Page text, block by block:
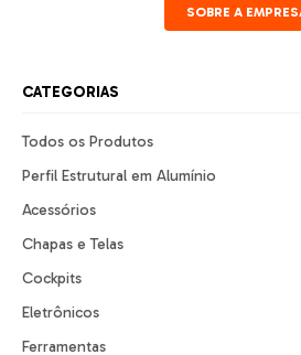
SOBRE A
CATEGORIAS
Todos os Produtos
Perfil Estrutural em Alumínio
Acessórios
Chapas e Telas
Cockpits
Eletrônicos
Ferramentas